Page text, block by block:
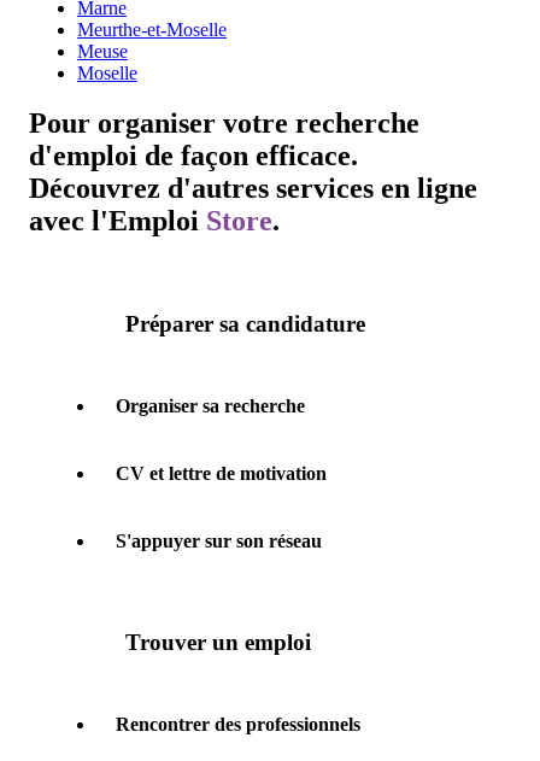
Marne
Meurthe-et-Moselle
Meuse
Moselle
Pour organiser votre recherche
d'emploi de façon efficace.
Découvrez d'autres services en ligne
avec l'Emploi Store.
Préparer sa candidature
Organiser sa recherche
CV et lettre de motivation
S'appuyer sur son réseau
Trouver un emploi
Rencontrer des professionnels